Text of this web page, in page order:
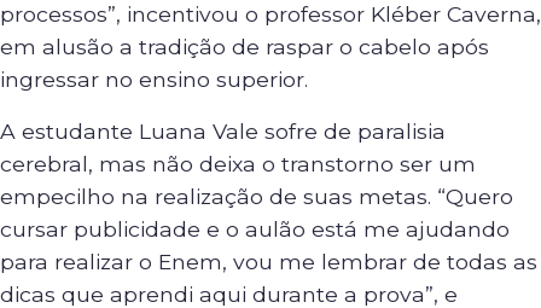
processos”, incentivou o professor Kléber Caverna,
em alusão a tradição de raspar o cabelo após
ingressar no ensino superior.
A estudante Luana Vale sofre de paralisia
cerebral, mas não deixa o transtorno ser um
empecilho na realização de suas metas. “Quero
cursar publicidade e o aulão está me ajudando
para realizar o Enem, vou me lembrar de todas as
dicas que aprendi aqui durante a prova”, e